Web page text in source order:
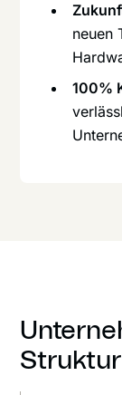
neuen
100%
Struktur